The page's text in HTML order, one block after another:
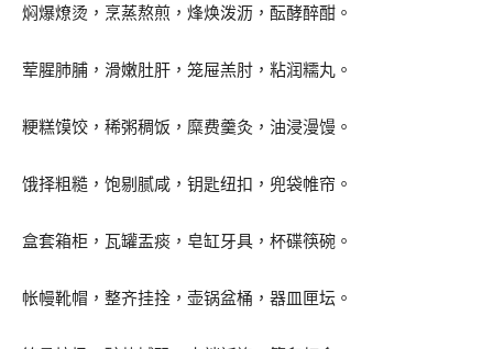
焖爆燎烫，烹蒸熬煎，烽焕泼沥，酝酵醉酣。
荤腥肺脯，滑嫩肚肝，笼屉羔肘，粘润糯丸。
粳糕馍饺，稀粥稠饭，糜费羹灸，油浸漫馒。
饿择粗糙，饱剔腻咸，钥匙纽扣，兜袋帷帘。
盒套箱柜，瓦罐盂痰，皂缸牙具，杯碟筷碗。
帐幔靴帽，整齐挂拴，壶锅盆桶，器皿匣坛。